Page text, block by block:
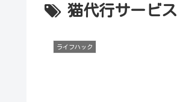
猫代行サービス
ライフハック